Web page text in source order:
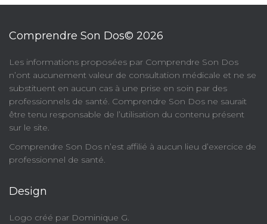
Comprendre Son Dos© 2026
​Les informations proposées par Comprendre Son Dos
n’ont aucunement valeur de consultation médicale et ne se
substituent en aucun cas à une prise en soin par des
professionnels de santé. Comprendre Son Dos ne saurait
être tenu responsable de l’utilisation du contenu présent
sur le site.
Comprendre Son Dos n’est affilié à aucun lieu d’exercice de
professionnel de santé.
Design
Logo créé par Dominique G.